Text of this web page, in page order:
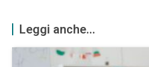
Leggi anche...